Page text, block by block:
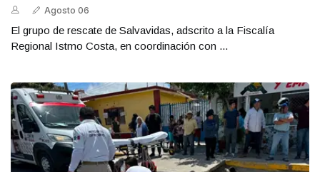
Agosto 06
El grupo de rescate de Salvavidas, adscrito a la Fiscalía
Regional Istmo Costa, en coordinación con ...